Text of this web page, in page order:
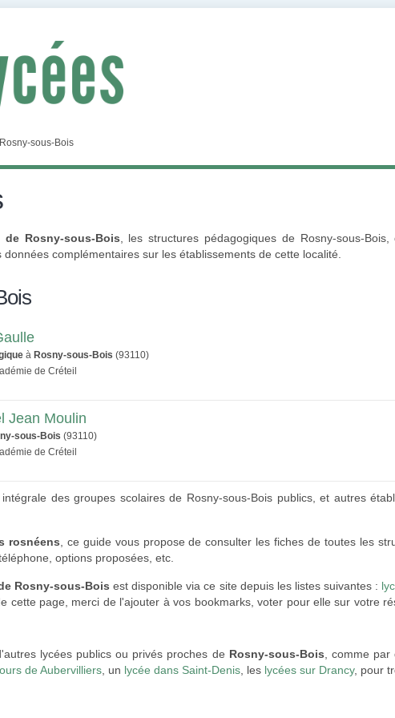
Rosny-sous-Bois
de Rosny-sous-Bois , les structures pédagogiques de Rosny-sous-
complémentaires sur les établissements de cette localité.
à Rosny-sous-Bois (93110)
de Créteil
Jean Moulin
sous-Bois (93110)
de Créteil
des groupes scolaires de Rosny-sous-Bois publics, et autres
rosnéens , ce guide vous propose de consulter les fiches de toutes les
options proposées, etc.
Rosny-sous-Bois est disponible via ce site depuis les listes suivantes :
cette page, merci de l'ajouter à vos bookmarks, voter pour elle sur votre
lycées publics ou privés proches de Rosny-sous-Bois , comme
de Aubervilliers , un lycée dans Saint-Denis , les lycées sur Drancy, pour